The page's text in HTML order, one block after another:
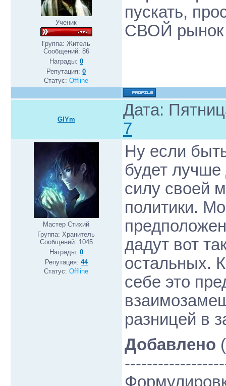
Ученик
Группа: Житель
Сообщений: 86
Награды: 0
Репутация:0
Статус:Offline
пускать,
СВОЙ рынок
GlYm
Дата:
7
Мастер Стихий
Группа: Хранитель
Сообщений: 1045
Награды: 0
Репутация: 44
Статус:Offline
Ну если
будет
силу своей
политики.
дадут вот
остальных.
себе это
разницей в
Добавлено